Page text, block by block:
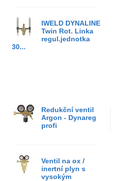
IWELD DYNALINE
Twin Rot. Linka
regul.jednotka
30...
Redukční ventil
Argon - Dynareg
profi
Ventil na ox /
inertní plyn s
vysokým